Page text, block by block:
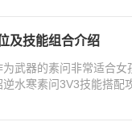
及技能组合介绍
武器的素问非常适合女
水寒素问3V3技能搭配